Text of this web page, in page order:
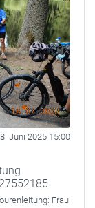
Juni 2025 15:00
Frau